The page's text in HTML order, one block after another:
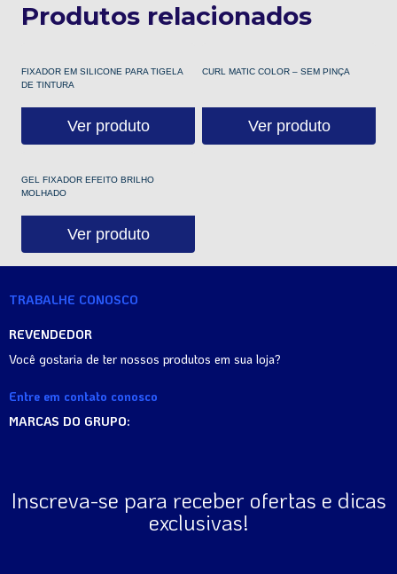
Produtos relacionados
FIXADOR EM SILICONE PARA TIGELA
DE TINTURA
Ver produto
CURL MATIC COLOR – SEM PINÇA
Ver produto
GEL FIXADOR EFEITO BRILHO
MOLHADO
Ver produto
TRABALHE CONOSCO
REVENDEDOR
Você gostaria de ter nossos produtos em sua loja?
Entre em contato conosco
MARCAS DO GRUPO:
Inscreva-se para receber ofertas e dicas
exclusivas!